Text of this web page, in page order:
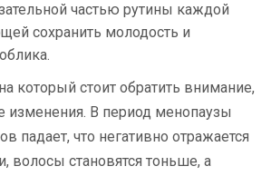
частью рутины каждой
сохранить молодость и
который стоит обратить внимание,
изменения. В период менопаузы
падает, что негативно отражается
волосы становятся тоньше, а